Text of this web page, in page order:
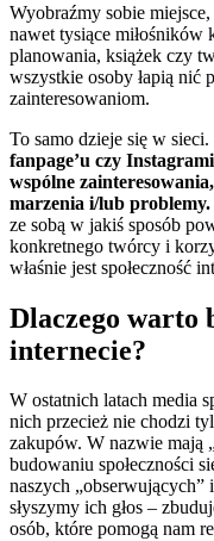
Wyobraźmy sobie
nawet tysiące miłośników
planowania, książek czy
wszystkie osoby łapią nić
zainteresowaniom.
To samo dzieje się w sieci.
fanpage’u czy
wspólne
marzenia i/lub problemy.
ze sobą w jakiś sposób
konkretnego twórcy i
właśnie jest społeczność
Dlaczego warto
internecie?
W ostatnich latach media
nich przecież nie chodzi
zakupów. W nazwie mają
budowaniu społeczności
naszych
słyszymy ich głos –
osób, które pomogą nam